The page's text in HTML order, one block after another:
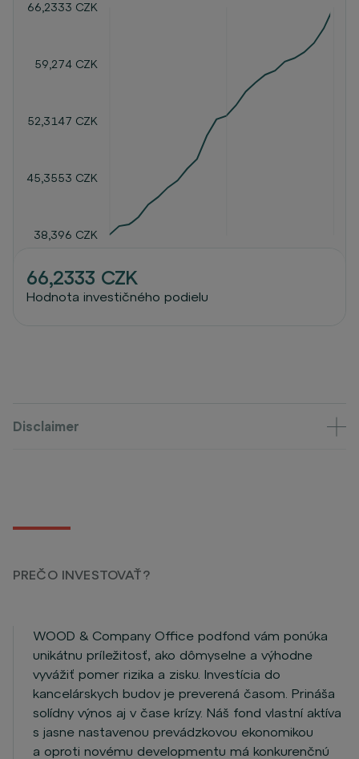
38,396 CZK
45,3553 CZK
52,3147 CZK
59,274 CZK
66,2333 CZK
66,2333 CZK
Hodnota investičného podielu
Disclaimer
PREČO INVESTOVAŤ?
WOOD & Company Office podfond vám ponúka
unikátnu príležitosť, ako dômyselne a výhodne
vyvážiť pomer rizika a zisku. Investícia do
kancelárskych budov je preverená časom. Prináša
solídny výnos aj v čase krízy. Náš fond vlastní aktíva
s jasne nastavenou prevádzkovou ekonomikou
a oproti novému developmentu má konkurenčnú